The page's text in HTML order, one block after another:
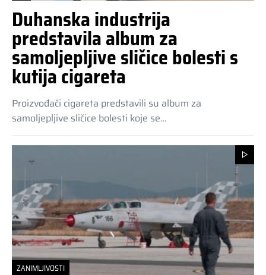
Duhanska industrija
predstavila album za
samoljepljive sličice bolesti s
kutija cigareta
Proizvođači cigareta predstavili su album za
samoljepljive sličice bolesti koje se…
ZANIMLJIVOSTI